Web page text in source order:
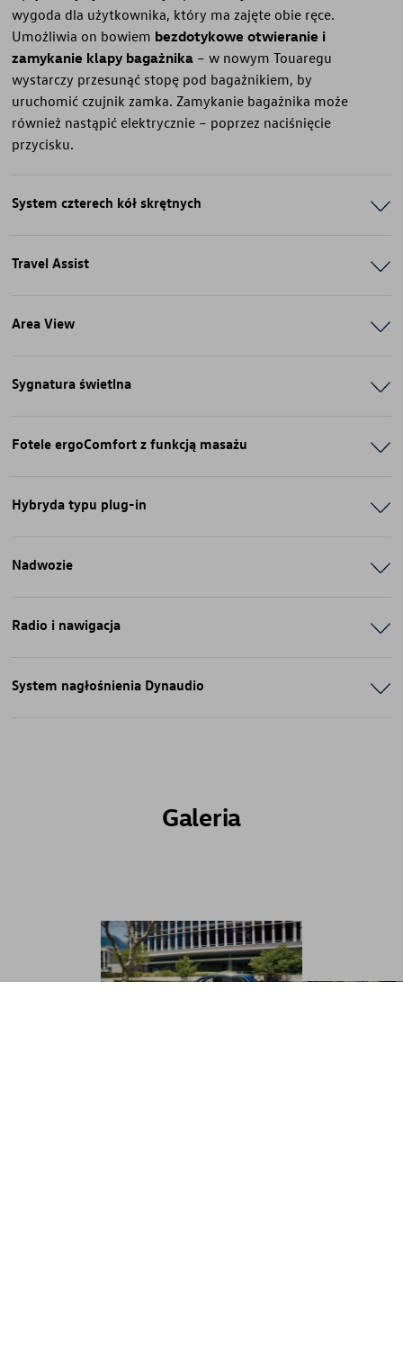
wygoda dla użytkownika, który ma zajęte obie ręce.
Umożliwia on bowiem bezdotykowe otwieranie i
zamykanie klapy bagażnika – w nowym Touaregu
wystarczy przesunąć stopę pod bagażnikiem, by
uruchomić czujnik zamka. Zamykanie bagażnika może
również nastąpić elektrycznie – poprzez naciśnięcie
przycisku.
System czterech kół skrętnych
Travel Assist
Area View
Sygnatura świetlna
Fotele ergoComfort z funkcją masażu
Hybryda typu plug-in
Nadwozie
Radio i nawigacja
System nagłośnienia Dynaudio
Galeria